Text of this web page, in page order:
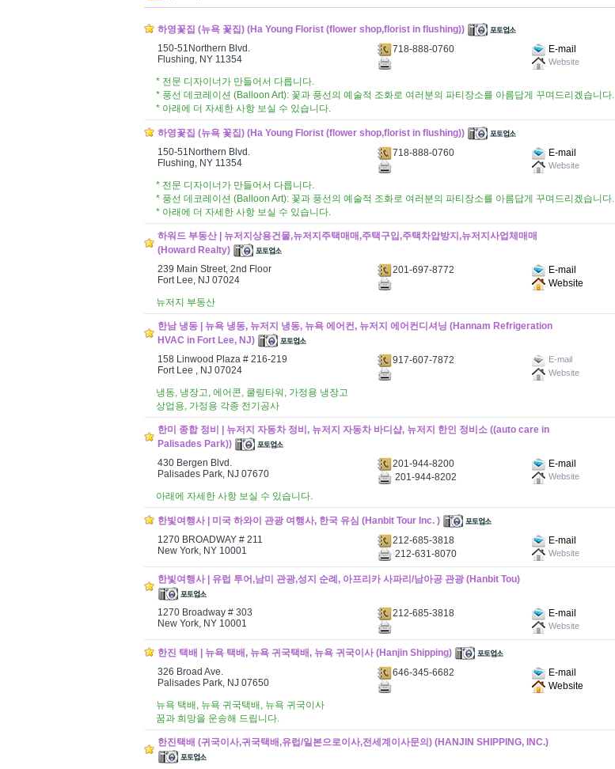
하영꽃집 (뉴욕 꽃집) (Ha Young Florist (flower shop,florist in flushing))
150-51Northern Blvd.
Flushing, NY 11354
718-888-0760 E-mail
Website
* 전문 디자이너가 만들어서 다릅니다.
* 풍선 데코레이션 (Balloon Art): 꽃과 풍선의 예술적 조화로 여러분의 파티장소를 아름답게 꾸며드리겠습니다.
* 아래에 더 자세한 사항 보실 수 있습니다.
하영꽃집 (뉴욕 꽃집) (Ha Young Florist (flower shop,florist in flushing))
150-51Northern Blvd.
Flushing, NY 11354
718-888-0760 E-mail
Website
* 전문 디자이너가 만들어서 다릅니다.
* 풍선 데코레이션 (Balloon Art): 꽃과 풍선의 예술적 조화로 여러분의 파티장소를 아름답게 꾸며드리겠습니다.
* 아래에 더 자세한 사항 보실 수 있습니다.
하워드 부동산 | 뉴저지상용건물,뉴저지주택매매,주택구입,주택차압방지,뉴저지사업체매매
(Howard Realty)
239 Main Street, 2nd Floor
Fort Lee, NJ 07024
201-697-8772
E-mail
Website
뉴저지 부동산
한남 냉동 | 뉴욕 냉동, 뉴저지 냉동, 뉴욕 에어컨, 뉴저지 에어컨디셔닝 (Hannam Refrigeration
HVAC in Fort Lee, NJ)
158 Linwood Plaza # 216-219
Fort Lee , NJ 07024
917-607-7872
E-mail
Website
냉동, 냉장고, 에어콘, 쿨링타워, 가정용 냉장고
상업용, 가정용 각종 전기공사
한미 종합 정비 | 뉴저지 자동차 정비, 뉴저지 자동차 바디샵, 뉴저지 한인 정비소 ((auto care in
Palisades Park))
430 Bergen Blvd.
Palisades Park, NJ 07670
201-944-8200
E-mail
201-944-8202
Website
아래에 자세한 사항 보실 수 있습니다.
한빛여행사 | 미국 하와이 관광 여행사, 한국 유심 (Hanbit Tour Inc. )
1270 BROADWAY # 211
New York, NY 10001
212-685-3818
E-mail
212-631-8070
Website
한빛여행사 | 유럽 투어,남미 관광,성지 순례, 아프리카 사파리/남아공 관광 (Hanbit Tou)
1270 Broadway # 303
New York, NY 10001
212-685-3818 E-mail
Website
한진 택배 | 뉴욕 택배, 뉴욕 귀국택배, 뉴욕 귀국이사 (Hanjin Shipping)
326 Broad Ave.
Palisades Park, NJ 07650
646-345-6682
E-mail
Website
뉴욕 택배, 뉴욕 귀국택배, 뉴욕 귀국이사
꿈과 희망을 운송해 드립니다.
한진택배 (귀국이사,귀국택배,유럽/일본으로이사,전세계이사문의) (HANJIN SHIPPING, INC.)